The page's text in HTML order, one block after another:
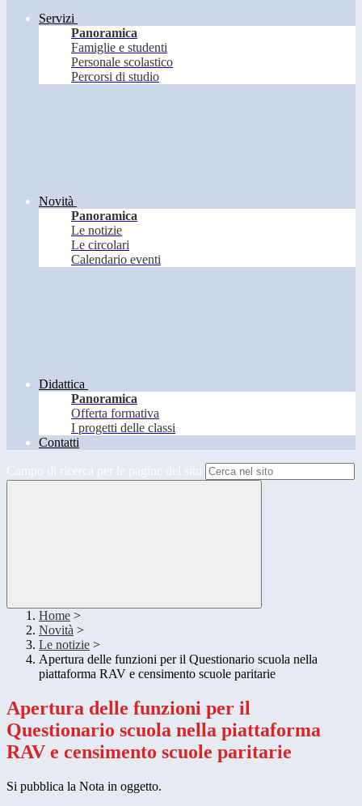
Servizi
Panoramica
Famiglie e studenti
Personale scolastico
Percorsi di studio
Novità
Panoramica
Le notizie
Le circolari
Calendario eventi
Didattica
Panoramica
Offerta formativa
I progetti delle classi
Contatti
Campo di ricerca per le pagine del sito
Home >
Novità >
Le notizie >
Apertura delle funzioni per il Questionario scuola nella
piattaforma RAV e censimento scuole paritarie
Apertura delle funzioni per il
Questionario scuola nella piattaforma
RAV e censimento scuole paritarie
Si pubblica la Nota in oggetto.